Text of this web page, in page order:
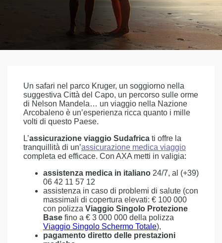
Un safari nel parco Kruger, un soggiorno nella
suggestiva Città del Capo, un percorso sulle orme
di Nelson Mandela… un viaggio nella Nazione
Arcobaleno è un’esperienza ricca quanto i mille
volti di questo Paese.
L’assicurazione viaggio Sudafrica ti offre la
tranquillità di un’assicurazione medica viaggio
completa ed efficace. Con AXA metti in valigia:
assistenza medica in italiano 24/7, al (+39)
06 42 11 57 12
assistenza in caso di problemi di salute (con
massimali di copertura elevati: € 100 000
con polizza Viaggio Singolo Protezione
Base fino a € 3 000 000 della polizza
Viaggio Singolo Schermo Totale),
pagamento diretto delle prestazioni